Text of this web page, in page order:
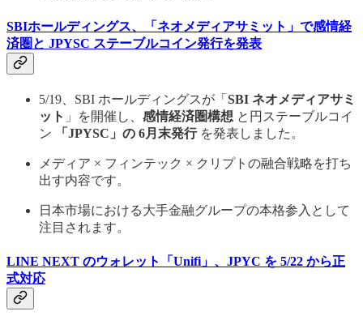
SBIホールディングス、「ネオメディアサミット」で感情経
済圏と JPYSC ステーブルコイン発行を発表
5/19、SBI ホールディングスが「 SBI ネオメディアサミ
ット 」を開催し、 感情経済圏構想 と円ステーブルコイ
ン
「JPYSC」の 6月末発行を発表しました。
メディア × フィンテック × クリプトの融合戦略を打ち
出す内容です。
日本市場における大手金融グループの本格参入として
注目されます。
LINE NEXT のウォレット「Unifi」、JPYC を 5/22 から正
式対応